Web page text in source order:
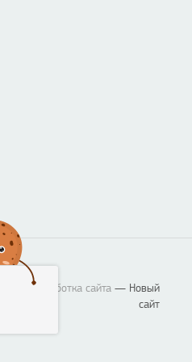
Разработка сайта — Новый
сайт